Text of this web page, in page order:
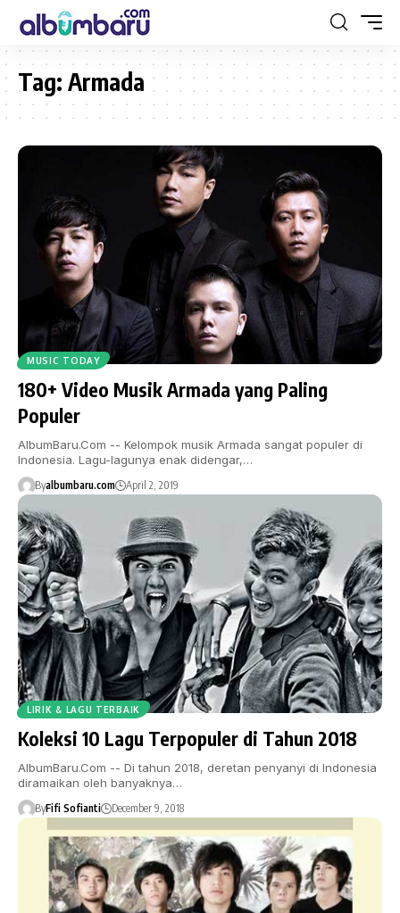
Tag: Armada
MUSIC TODAY
180+ Video Musik Armada yang Paling
Populer
AlbumBaru.Com -- Kelompok musik Armada sangat populer di
Indonesia. Lagu-lagunya enak didengar,…
Byalbumbaru.com April 2, 2019
LIRIK & LAGU TERBAIK
Koleksi 10 Lagu Terpopuler di Tahun 2018
AlbumBaru.Com -- Di tahun 2018, deretan penyanyi di Indonesia
diramaikan oleh banyaknya…
ByFifi Sofianti December 9, 2018